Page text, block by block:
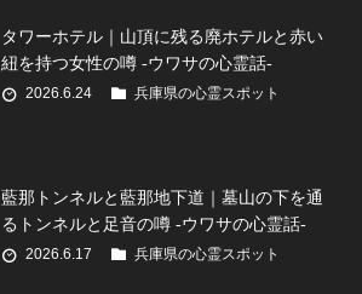
タワーホテル｜山頂に残る廃ホテルと赤い
紐を持つ女性の噂 -ウワサの心霊話-
2026.6.24 兵庫県の心霊スポット
藍那トンネルと藍那地下道｜墓山の下を通
るトンネルと足音の噂 -ウワサの心霊話-
2026.6.17 兵庫県の心霊スポット